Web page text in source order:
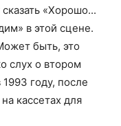
«Хорошо...
в этой сцене.
быть, это
слух о втором
году, после
кассетах для